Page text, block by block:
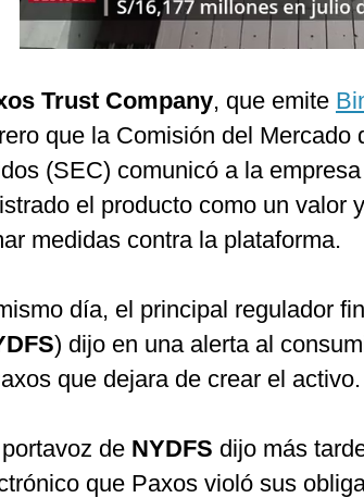
Trust Company, que emite
que la Comisión del Mercado
(SEC) comunicó a la
el producto como un valor
medidas contra la plataforma.
día, el principal regulador
) dijo en una alerta al
que dejara de crear el activo.
de NYDFS dijo más
que Paxos violó sus